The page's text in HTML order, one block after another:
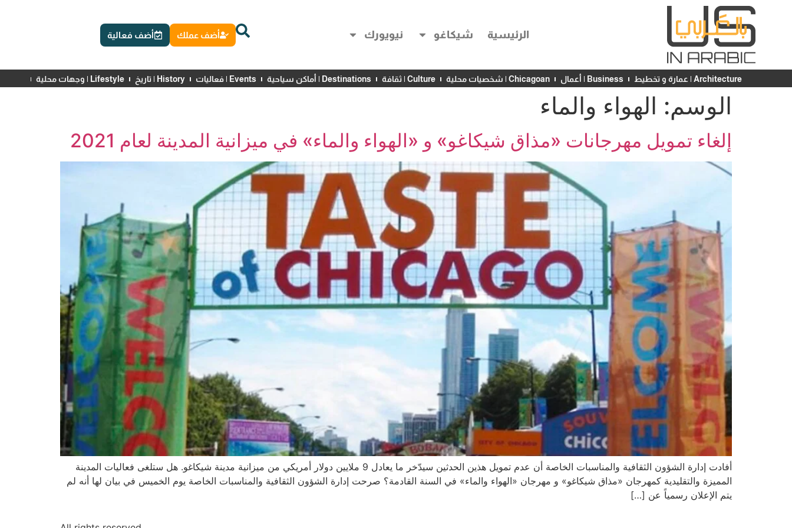
الرئيسية شيكاغو نيويورك أضف عملك أضف فعالية
Architecture | عمارة و تخطيط Business | أعمال Chicagoan | شخصيات محلية Culture | ثقافة Destinations | أماكن سياحية Events | فعاليات History | تاريخ Lifestyle | وجهات محلية
الوسم: الهواء والماء
إلغاء تمويل مهرجانات «مذاق شيكاغو» و «الهواء والماء» في ميزانية المدينة لعام 2021
أفادت إدارة الشؤون الثقافية والمناسبات الخاصة أن عدم تمويل هذين الحدثين سيدّخر ما يعادل 9 ملايين دولار أمريكي من ميزانية مدينة شيكاغو. هل ستلغى فعاليات المدينة
المميزة والتقليدية كمهرجان «مذاق شيكاغو» و مهرجان «الهواء والماء» في السنة القادمة؟ صرحت إدارة الشؤون الثقافية والمناسبات الخاصة يوم الخميس في بيان لها أنه لم
يتم الإعلان رسمياً عن […]